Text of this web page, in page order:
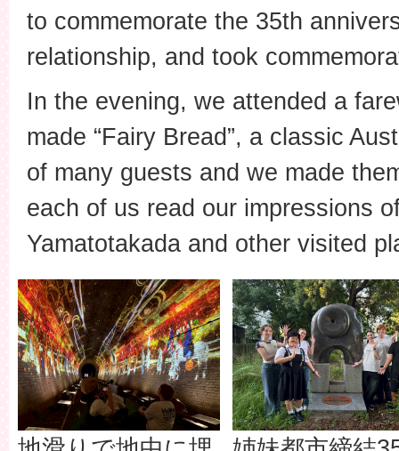
to commemorate the 35th
relationship, and took
In the evening, we attended a
made “Fairy Bread”, a classic
of many guests and we made
each of us read our impressions
Yamatotakada and other visited